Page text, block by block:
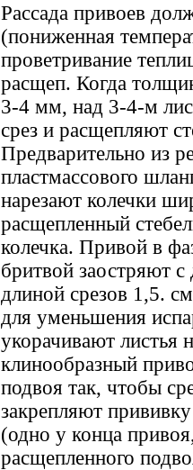
Рассада привоев
(пониженная
проветривание
расщеп. Когда
3-4 мм, над 3-4-м
срез и расщепляют
Предварительно из
пластмассового
нарезают колечки
расщепленный
колечка. Привой в
бритвой заостряют
длиной срезов 1,5.
для уменьшения
укорачивают листья
клинообразный
подвоя так, чтобы
закрепляют
(одно у конца
расщепленного